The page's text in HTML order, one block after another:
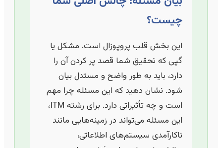
چیست؟
این بخش قلب پروپوزال است. مشکل یا
گپی که تحقیق شما قصد پر کردن آن را
دارد، باید به طور واضح و مستدل بیان
شود. نشان دهید که این مسئله چرا مهم
است و چه تأثیراتی دارد. برای رشته ITM،
این مسئله می‌تواند در زمینه‌هایی مانند
ناکارآمدی سیستم‌های اطلاعاتی،